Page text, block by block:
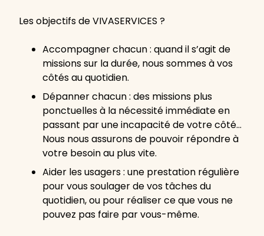
Les objectifs de VIVASERVICES ?
Accompagner chacun : quand il s’agit de
missions sur la durée, nous sommes à vos
côtés au quotidien.
Dépanner chacun : des missions plus
ponctuelles à la nécessité immédiate en
passant par une incapacité de votre côté…
Nous nous assurons de pouvoir répondre à
votre besoin au plus vite.
Aider les usagers : une prestation régulière
pour vous soulager de vos tâches du
quotidien, ou pour réaliser ce que vous ne
pouvez pas faire par vous-même.